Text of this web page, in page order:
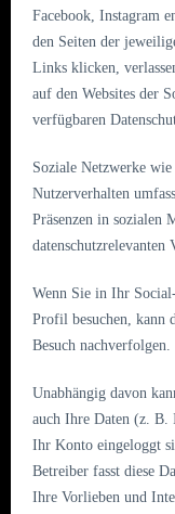
Facebook, Instagram
den Seiten der
Links klicken,
auf den Websites der
verfügbaren
Soziale Netzwerke
Nutzerverhalten
Präsenzen in sozialen
datenschutzrelevanten
Wenn Sie in Ihr
Profil besuchen, kann
Besuch nachverfolgen.
Unabhängig davon
auch Ihre Daten (z. B.
Ihr Konto eingeloggt
Betreiber fasst diese
Ihre Vorlieben und